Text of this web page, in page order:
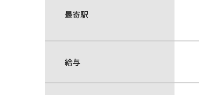
最寄駅
給与